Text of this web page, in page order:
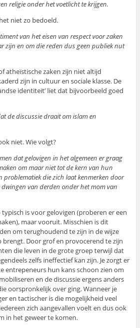
religie onder het voetlicht te krijgen.
niet zo bedoeld.
van het eisen van respect voor zaken
zijn en om die reden dus geen publiek nut
atheïstische zaken zijn niet altijd
zijn in cultuur en sociale klasse. De
identiteit’ liet dat bijvoorbeeld goed
de discussie draait om islam en
niet. Wie volgt?
dat gelovigen in het algemeen er graag
om maar niet tot de kern van hun
problematiek die zich laat kenmerken door
van derden onder het mom van
is voor gelovigen (proberen er een
maar vooruit. Misschien is dit
om terughoudend te zijn in de wijze
brengt. Door grof en provocerend te zijn
die leven in de grote groep terwijl dat
zelfs ineffectief kan zijn. Je zorgt er
entrepeneurs hun kans schoon zien om
en de discussie ergens anders
oorspronkelijk over ging. Wanneer je
en tactischer is die mogelijkheid veel
zich aangevallen voelt en dus ook
in het geweer te komen.